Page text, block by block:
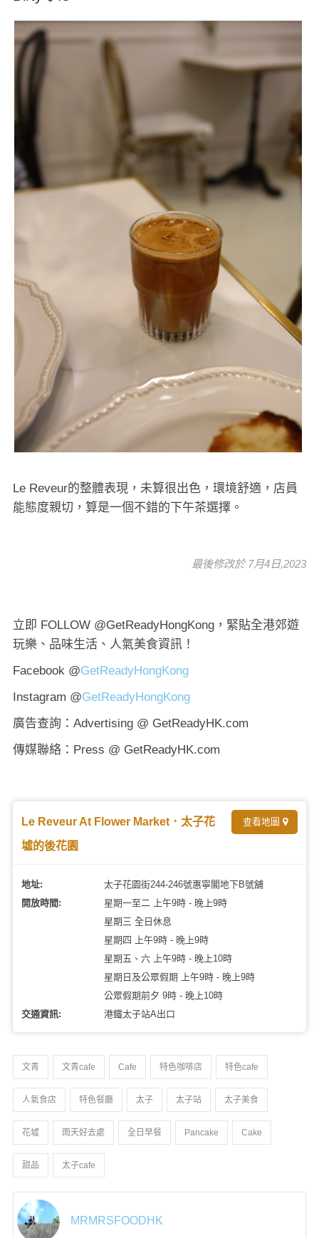
Le Reveur的整體表現，未算很出色，環境舒適，店員
能態度親切，算是一個不錯的下午茶選擇。
最後修改於 7月4日,2023
立即 FOLLOW @GetReadyHongKong，緊貼全港郊遊
玩樂、品味生活、人氣美食資訊！
Facebook @GetReadyHongKong
Instagram @GetReadyHongKong
廣告查詢：Advertising @ GetReadyHK.com
傳媒聯絡：Press @ GetReadyHK.com
Le Reveur At Flower Market．太子花
墟的後花園
查看地圖
地址:
太子花園街244-246號惠寧閣地下B號舖
開放時間:
星期一至二 上午9時 - 晚上9時
星期三 全日休息
星期四 上午9時 - 晚上9時
星期五、六 上午9時 - 晚上10時
星期日及公眾假期 上午9時 - 晚上9時
公眾假期前夕 9時 - 晚上10時
交通資訊:
港鐵太子站A出口
文青 文青cafe Cafe 特色咖啡店 特色cafe
人氣食店 特色餐廳 太子 太子站 太子美食
花墟 雨天好去處 全日早餐 Pancake Cake
甜品 太子cafe
MRMRSFOODHK